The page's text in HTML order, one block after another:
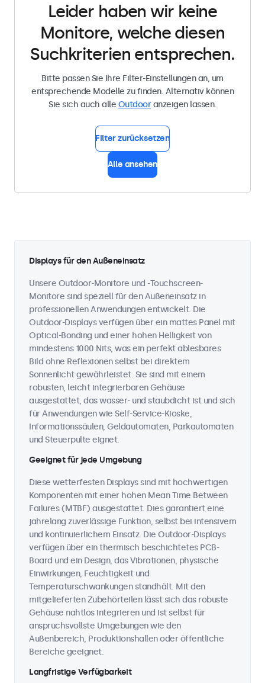
Leider haben wir keine
Monitore, welche diesen
Suchkriterien entsprechen.
Bitte passen Sie Ihre Filter-Einstellungen an, um
entsprechende Modelle zu finden. Alternativ können
Sie sich auch alle Outdooranzeigen lassen.
Filter zurücksetzen
Alle ansehen
Displays für den Außeneinsatz
Unsere Outdoor-Monitore und -Touchscreen-
Monitore sind speziell für den Außeneinsatz in
professionellen Anwendungen entwickelt. Die
Outdoor-Displays verfügen über ein mattes Panel mit
Optical-Bonding und einer hohen Helligkeit von
mindestens 1000 Nits, was ein perfekt ablesbares
Bild ohne Reflexionen selbst bei direktem
Sonnenlicht gewährleistet. Sie sind mit einem
robusten, leicht integrierbaren Gehäuse
ausgestattet, das wasser- und staubdicht ist und sich
für Anwendungen wie Self-Service-Kioske,
Informationssäulen, Geldautomaten, Parkautomaten
und Steuerpulte eignet.
Geeignet für jede Umgebung
Diese wetterfesten Displays sind mit hochwertigen
Komponenten mit einer hohen Mean Time Between
Failures (MTBF) ausgestattet. Dies garantiert eine
jahrelang zuverlässige Funktion, selbst bei intensivem
und kontinuierlichem Einsatz. Die Outdoor-Displays
verfügen über ein thermisch beschichtetes PCB-
Board und ein Design, das Vibrationen, physische
Einwirkungen, Feuchtigkeit und
Temperaturschwankungen standhält. Mit den
mitgelieferten Zubehörteilen lässt sich das robuste
Gehäuse nahtlos integrieren und ist selbst für
anspruchsvollste Umgebungen wie den
Außenbereich, Produktionshallen oder öffentliche
Bereiche geeignet.
Langfristige Verfügbarkeit